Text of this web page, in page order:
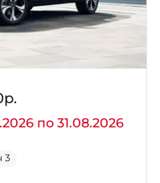
по 31.08.2026
3